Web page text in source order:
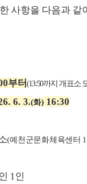
사항을 다음과
부터(13:50까지 개표소
6. 3.(화) 16:30
(예천군문화체육센터 1
1 인